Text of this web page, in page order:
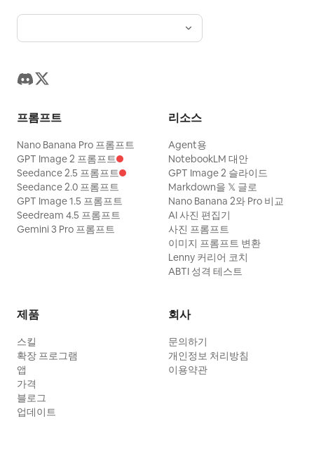
프롬프트
Nano Banana Pro 프롬프트
GPT Image 2 프롬프트
Seedance 2.5 프롬프트
Seedance 2.0 프롬프트
GPT Image 1.5 프롬프트
Seedream 4.5 프롬프트
Gemini 3 Pro 프롬프트
리소스
Agent용
NotebookLM 대안
GPT Image 2 슬라이드
Markdown을 𝕏 글로
Nano Banana 2와 Pro 비교
AI 사진 편집기
사진 프롬프트
이미지 프롬프트 변환
Lenny 커리어 코치
ABTI 성격 테스트
제품
스킬
확장 프로그램
앱
가격
블로그
업데이트
회사
문의하기
개인정보 처리방침
이용약관